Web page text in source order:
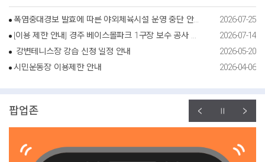
폭염중대경보 발효에 따른 야외체육시설 운영 중단 안내(2026.7.28. 13:10 해제 완료)
2026-07-25
[이용 제한 안내] 경주 베이스볼파크 1구장 보수 공사 안내
2026-07-14
강변테니스장 강습 신청 일정 안내
2026-05-20
시민운동장 이용제한 안내
2026-04-06
팝업존